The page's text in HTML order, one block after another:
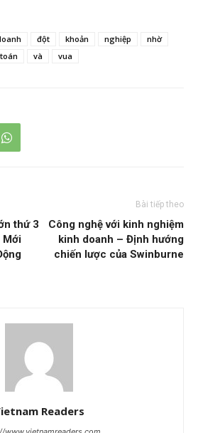
đột khoản nghiệp
nhờ
toán và vua
thứ 3
Mới
Bài tiếp theo
Công nghệ với kinh nghiệm
kinh doanh – Định hướng
chiến lược của Swinburne
Readers